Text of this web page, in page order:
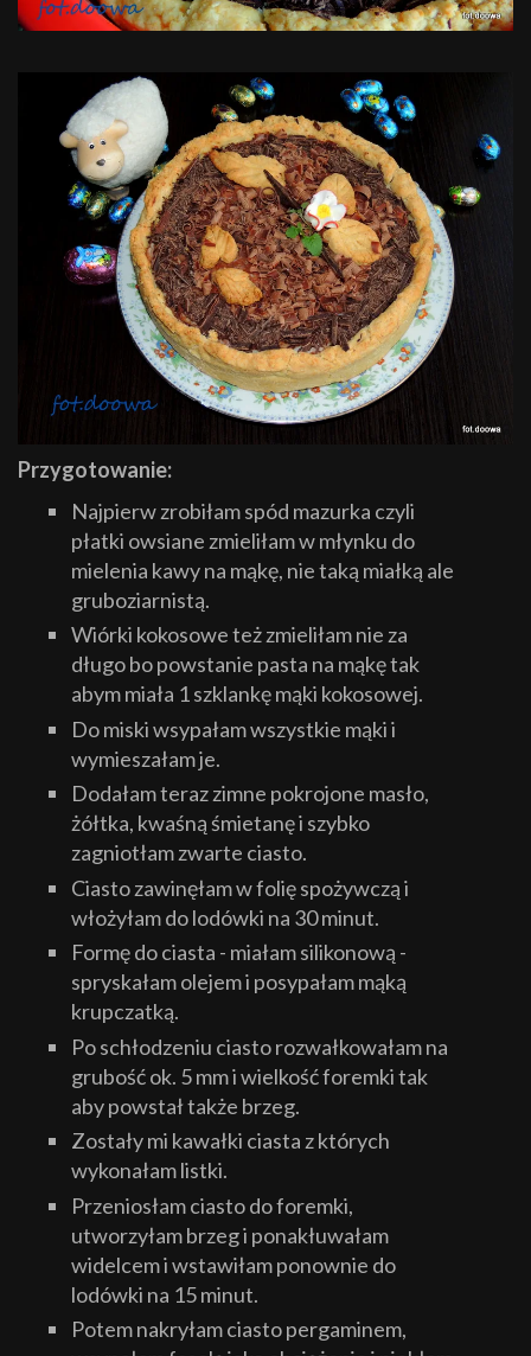
Przygotowanie:
Najpierw zrobiłam spód mazurka czyli
płatki owsiane zmieliłam w młynku do
mielenia kawy na mąkę, nie taką miałką ale
gruboziarnistą.
Wiórki kokosowe też zmieliłam nie za
długo bo powstanie pasta na mąkę tak
abym miała 1 szklankę mąki kokosowej.
Do miski wsypałam wszystkie mąki i
wymieszałam je.
Dodałam teraz zimne pokrojone masło,
żółtka, kwaśną śmietanę i szybko
zagniotłam zwarte ciasto.
Ciasto zawinęłam w folię spożywczą i
włożyłam do lodówki na 30 minut.
Formę do ciasta - miałam silikonową -
spryskałam olejem i posypałam mąką
krupczatką.
Po schłodzeniu ciasto rozwałkowałam na
grubość ok. 5 mm i wielkość foremki tak
aby powstał także brzeg.
Zostały mi kawałki ciasta z których
wykonałam listki.
Przeniosłam ciasto do foremki,
utworzyłam brzeg i ponakłuwałam
widelcem i wstawiłam ponownie do
lodówki na 15 minut.
Potem nakryłam ciasto pergaminem,